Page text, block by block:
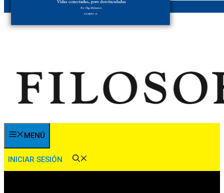
MENÚ
INICIAR SESIÓN